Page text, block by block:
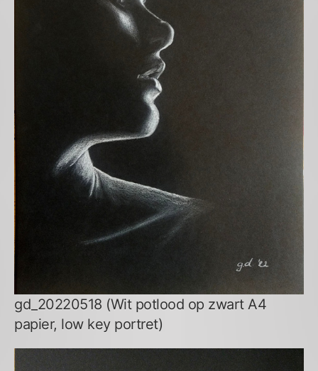
gd_20220518 (Wit potlood op zwart A4
papier, low key portret)